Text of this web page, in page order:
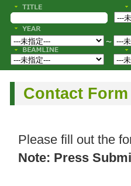
〜
Contact Form
Please fill out the
Note: Press